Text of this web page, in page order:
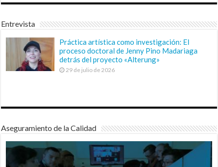
Entrevista
Práctica artística como investigación: El
proceso doctoral de Jenny Pino Madariaga
detrás del proyecto «Alterung»
29 de julio de 2026
Aseguramiento de la Calidad